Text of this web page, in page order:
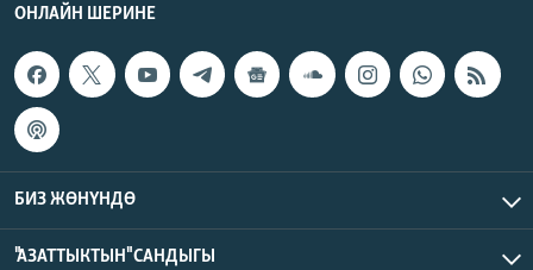
ОНЛАЙН ШЕРИНЕ
БИЗ ЖӨНҮНДӨ
"АЗАТТЫКТЫН" САНДЫГЫ